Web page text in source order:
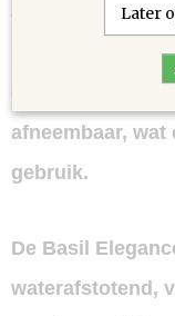
adaptersysteem
stevig te
geschikt zijn
afneembaar,
gebruik.
De Basil
waterafstotend,
Later